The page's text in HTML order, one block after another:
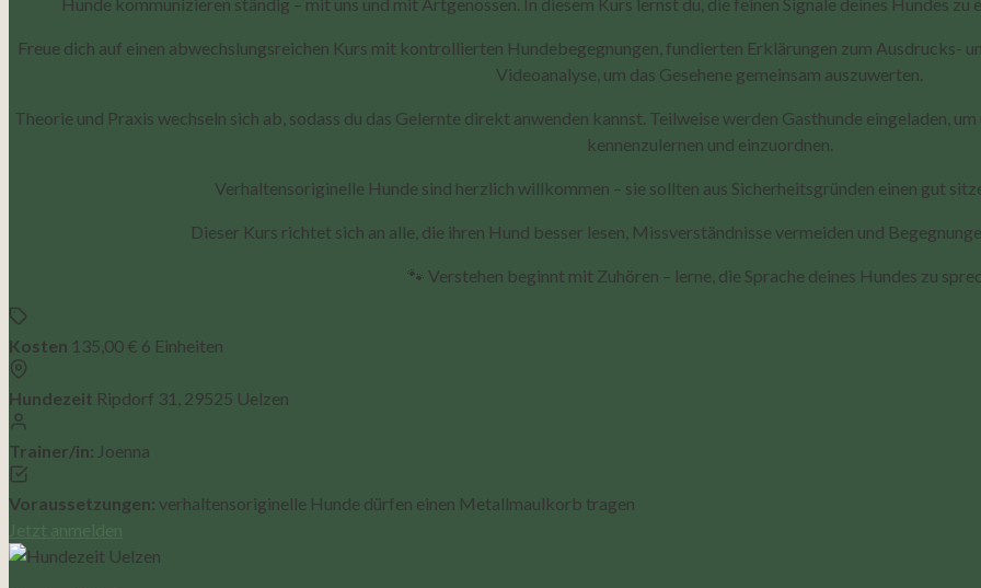
Freue dich auf einen abwechslungsreichen Kurs mit kontrollierten Hundebegegnungen, fundierten Erklärungen zum Ausdrucks-
Videoanalyse, um das Gesehene gemeinsam auszuwerten.
Theorie und Praxis wechseln sich ab, sodass du das Gelernte direkt anwenden kannst. Teilweise werden Gasthunde eingeladen,
kennenzulernen und einzuordnen.
Verhaltensoriginelle Hunde sind herzlich willkommen – sie sollten aus Sicherheitsgründen einen gut
Dieser Kurs richtet sich an alle, die ihren Hund besser lesen, Missverständnisse vermeiden und
🐾 Verstehen beginnt mit Zuhören – lerne, die Sprache deines Hundes zu
Kosten 135,00 € 6 Einheiten
Hundezeit Ripdorf 31, 29525 Uelzen
Trainer/in: Joenna
Voraussetzungen: verhaltensoriginelle Hunde dürfen einen Metallmaulkorb tragen